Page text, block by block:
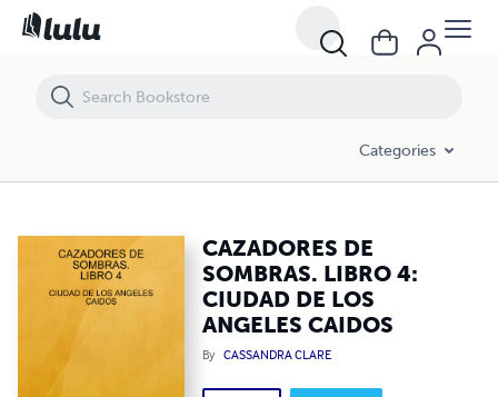
Categories
CAZADORES DE
SOMBRAS. LIBRO 4:
CIUDAD DE LOS
ANGELES CAIDOS
By CASSANDRA CLARE
CAZADORES DE SOMBRAS. LIBRO 4: CIUDAD DE LOS ANGELES